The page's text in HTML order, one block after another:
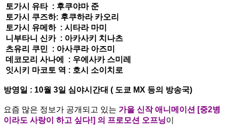
토가시 유타 : 후쿠야마 준
토가시 쿠즈하: 후쿠하라 카오리
토가시 유메하 : 시타라 마미
니부타니 신카 : 아카사키 치나츠
츠유리 쿠민 : 아사쿠라 아즈미
데코모리 사나에 : 우에사카 스미레
잇시키 마코토 역 : 호시 소이치로
방영일 : 10월 3일 심야시간대 ( 도쿄 MX 등의 방송국)
요즘 많은 정보가 공개되고 있는 가을 신작 애니메이션 [중2병
이라도 사랑이 하고 싶다!] 의 프로모션 오프닝이